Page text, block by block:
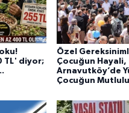
TL' diyor;
Özel
Çocuğun Hayali,
Arnavutköy’de
Çocuğun